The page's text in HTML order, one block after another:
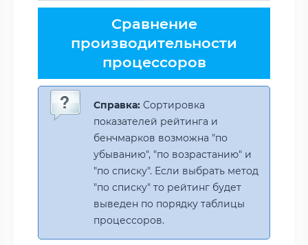
Сравнение
производительности
процессоров
Справка: Сортировка
показателей рейтинга и
бенчмарков возможна "по
убыванию", "по возрастанию" и
"по списку". Если выбрать метод
"по списку" то рейтинг будет
выведен по порядку таблицы
процессоров.